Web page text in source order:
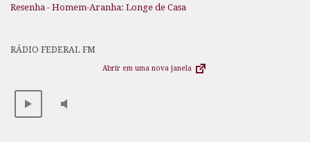
Resenha - Homem-Aranha: Longe de Casa
RÁDIO FEDERAL FM
Abrir em uma nova janela